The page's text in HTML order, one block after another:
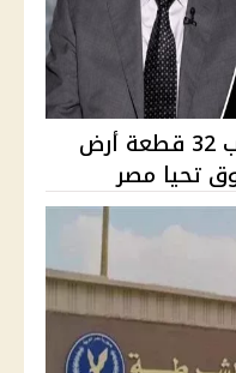
توفيق عكاشة يطالب بسحب 32 قطعة أرض
تحيا مصر